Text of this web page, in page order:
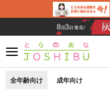
全年齢向け 成年向け